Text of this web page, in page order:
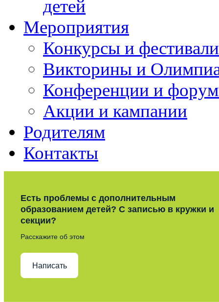
детей
Мероприятия
Конкурсы и фестивали
Викторины и
Конференции и
Акции и кампании
Родителям
Контакты
Есть проблемы с дополнительным
образованием детей? С записью в кружки и
секции?
Расскажите об этом
Написать